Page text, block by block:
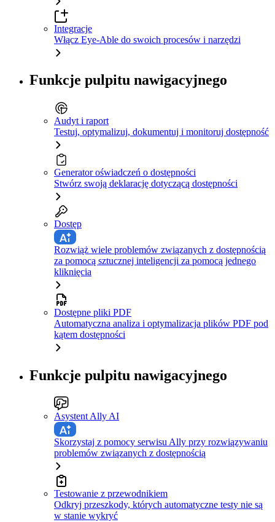
Integracje
Włącz Eye-Able do swoich procesów i narzędzi
Funkcje pulpitu nawigacyjnego
Audyt i raport
Testuj, optymalizuj, dokumentuj i monitoruj dostępność
Generator oświadczeń o dostępności
Stwórz swoją deklarację dotyczącą dostępności
Dostęp
Rozwiąż wiele problemów związanych z dostępnością
za pomocą sztucznej inteligencji za pomocą jednego
kliknięcia
Dostępne pliki PDF
Automatyczna analiza i optymalizacja plików PDF pod
kątem dostępności
Funkcje pulpitu nawigacyjnego
Asystent Ally AI
Skorzystaj z pomocy serwisu Ally przy rozwiązywaniu
problemów związanych z dostępnością
Testowanie z przewodnikiem
Odkryj przeszkody, których automatyczne testy nie są
w stanie wykryć